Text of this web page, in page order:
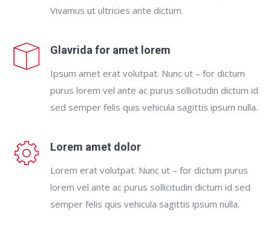
Vivamus ut ultricies ante dictum.
Glavrida for amet lorem
Ipsum amet erat volutpat. Nunc ut – for dictum
purus lorem vel ante ac purus sollicitudin dictum id
sed semper felis quis vehicula sagittis ipsum nulla.
Lorem amet dolor
Lorem erat volutpat. Nunc ut – for dictum purus
lorem vel ante ac purus sollicitudin dictum id sed
semper felis quis vehicula sagittis ipsum nulla.